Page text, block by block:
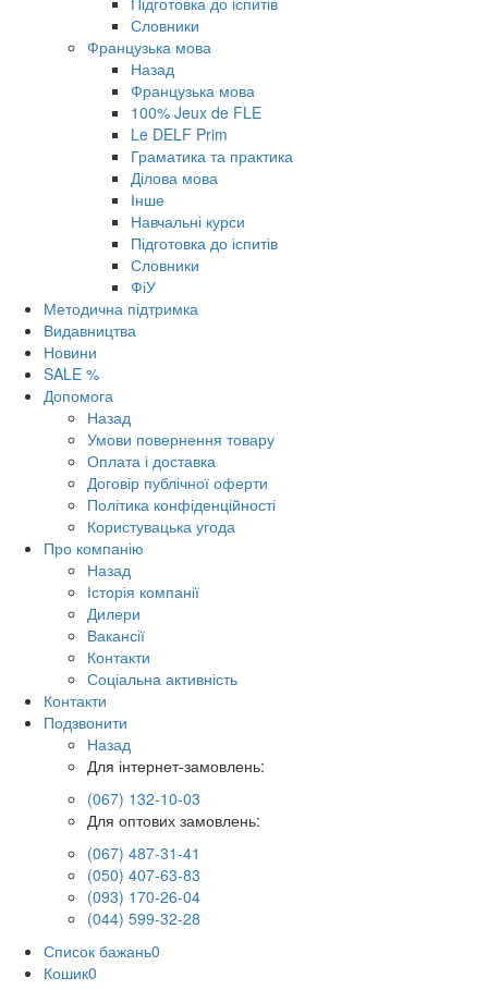
Словники
Французька мова
Назад
Французька мова
100% Jeux de FLE
Le DELF Prim
Граматика та практика
Ділова мова
Інше
Навчальні курси
Підготовка до іспитів
Словники
ФіУ
Методична підтримка
Видавництва
Новини
SALE %
Допомога
Назад
Умови повернення товару
Оплата і доставка
Договір публічної оферти
Політика конфіденційності
Користувацька угода
Про компанію
Назад
Історія компанії
Дилери
Вакансії
Контакти
Соціальна активність
Контакти
Подзвонити
Назад
Для інтернет-замовлень:
(067) 132-10-03
Для оптових замовлень:
(067) 487-31-41
(050) 407-63-83
(093) 170-26-04
(044) 599-32-28
Список бажань0
Кошик0